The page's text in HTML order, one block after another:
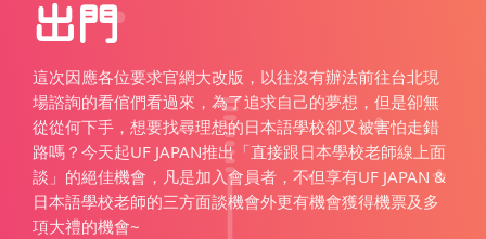
出門
這次因應各位要求官網大改版，以往沒有辦法前往台北現
場諮詢的看倌們看過來，為了追求自己的夢想，但是卻無
從從何下手，想要找尋理想的日本語學校卻又被害怕走錯
路嗎？今天起UF JAPAN推出「直接跟日本學校老師線上面
談」的絕佳機會，凡是加入會員者，不但享有UF JAPAN &
日本語學校老師的三方面談機會外更有機會獲得機票及多
項大禮的機會~